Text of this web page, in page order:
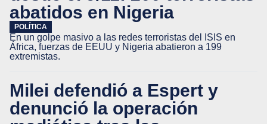
abatidos en Nigeria
POLÍTICA
En un golpe masivo a las redes terroristas del ISIS en
África, fuerzas de EEUU y Nigeria abatieron a 199
extremistas.
Milei defendió a Espert y
denunció la operación